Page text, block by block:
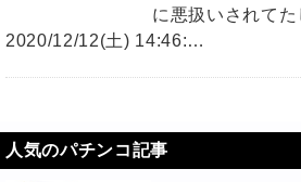
に悪扱いされて
2020/12/12(土) 14:46:…
人気のパチンコ記事